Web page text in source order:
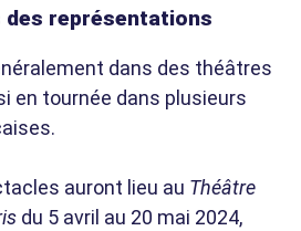
des représentations
dans des théâtres
en tournée dans plusieurs
auront lieu au Théâtre
du 5 avril au 20 mai 2024,